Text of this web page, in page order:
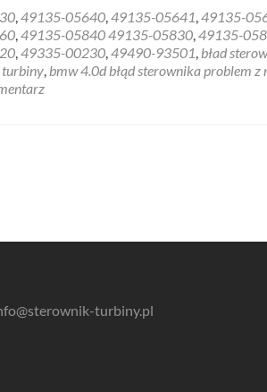
,49135-05640,49135-05641,49135-
,49135-05840 49135-05830,49135-
,49335-00230,49490-93501, bład
turbiny, bmw 4.0d błąd sterownika problem
turbiny.pl